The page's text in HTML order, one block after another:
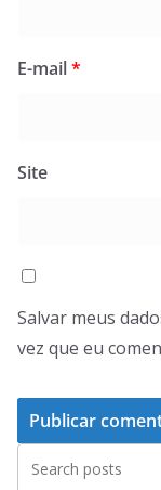
E-mail*
Site
Salvar meus
vez que eu